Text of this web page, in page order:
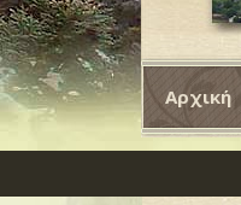
Αρχική